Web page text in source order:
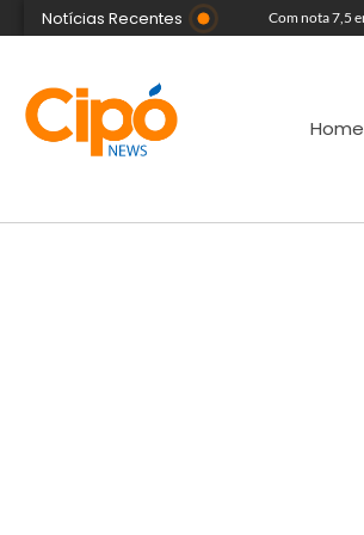
Notícias Recentes
Escola Dom Henrique Ruth volta a ter nota no IDEB após três ciclos sem alcançar índice
Home